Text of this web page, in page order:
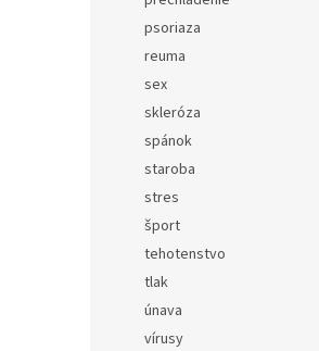
psoriaza
reuma
sex
skleróza
spánok
staroba
stres
šport
tehotenstvo
tlak
únava
vírusy